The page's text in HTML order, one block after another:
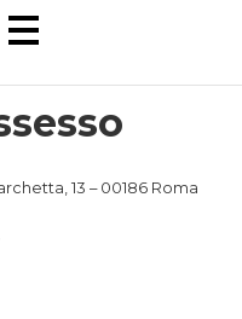
13 – 00186 Roma